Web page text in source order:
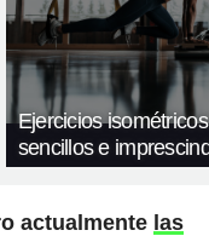
Ejercicios
sencillos e
actualmente las